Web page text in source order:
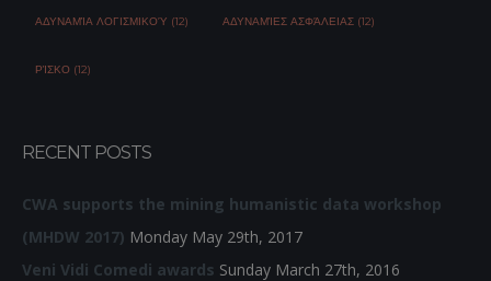
ΑΔΥΝΑΜΊΑ ΛΟΓΙΣΜΙΚΟΎ (12) ΑΔΥΝΑΜΊΕΣ ΑΣΦΆΛΕΙΑΣ (12)
ΡΊΣΚΟ (12)
RECENT POSTS
CWA supports the mining humanistic data workshop
(MHDW 2017) Monday May 29th, 2017
Veni Vidi Comedi awards Sunday March 27th, 2016